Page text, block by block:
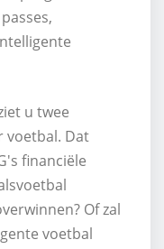
u twee
voetbal. Dat
financiële
Of zal
voetbal